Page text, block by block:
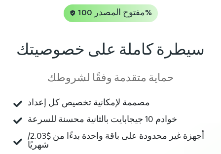
تحميل VPN
الدعم
تسجيل الدخول
مفتوح المصدر 100%
سيطرة كاملة على خصوصيتك
حماية متقدمة وفقًا لشروطك
مصممة لإمكانية تخصيص كل إعداد
خوادم 10 جيجابايت بالثانية محسنة للسرعة
أجهزة غير محدودة على باقة واحدة بدءًا من$2.03
/
شهريًا